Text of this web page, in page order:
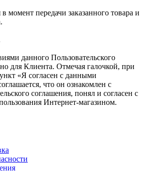
момент передачи заказанного товара и
данного Пользовательского
для Клиента. Отмечая галочкой, при
«Я согласен с данными
что он ознакомлен с
соглашения, понял и согласен с
Интернет-магазином.